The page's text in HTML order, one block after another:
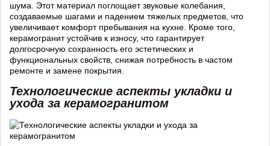
шума. Этот материал поглощает звуковые колебания,
создаваемые шагами и падением тяжелых предметов, что
увеличивает комфорт пребывания на кухне. Кроме того,
керамогранит устойчив к износу, что гарантирует
долгосрочную сохранность его эстетических и
функциональных свойств, снижая потребность в частом
ремонте и замене покрытия.
Технологические аспекты укладки и
ухода за керамогранитом